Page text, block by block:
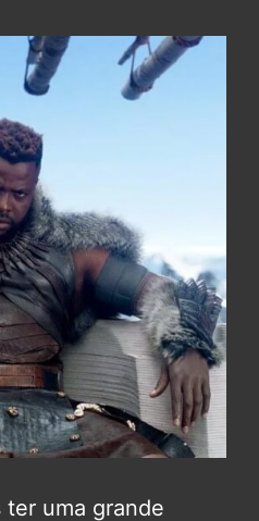
uma grande